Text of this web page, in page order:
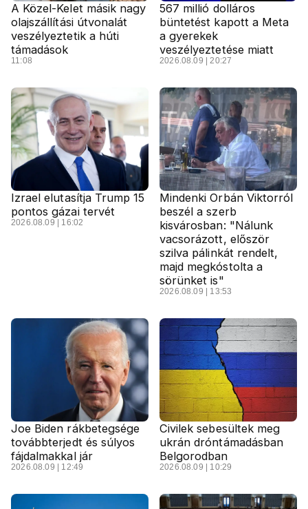
A Közel-Kelet másik nagy
olajszállítási útvonalát
veszélyeztetik a húti
támadások
11:08
567 millió dolláros
büntetést kapott a Meta
a gyerekek
veszélyeztetése miatt
2026.08.09 | 20:27
Izrael elutasítja Trump 15
pontos gázai tervét
2026.08.09 | 16:02
Mindenki Orbán Viktorról
beszél a szerb
kisvárosban: "Nálunk
vacsorázott, először
szilva pálinkát rendelt,
majd megkóstolta a
sörünket is"
2026.08.09 | 13:53
Joe Biden rákbetegsége
továbbterjedt és súlyos
fájdalmakkal jár
2026.08.09 | 12:49
Civilek sebesültek meg
ukrán dróntámadásban
Belgorodban
2026.08.09 | 10:29